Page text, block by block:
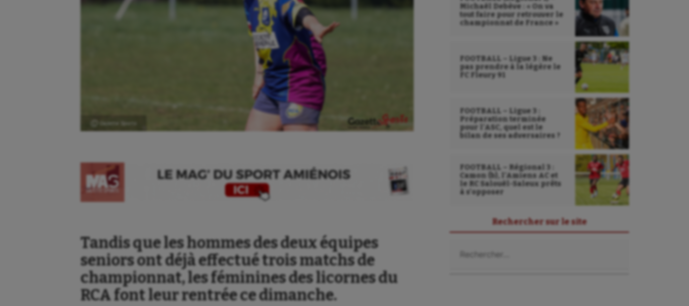
Tandis que les hommes des deux équipes
seniors ont déjà effectué trois matchs de
championnat, les féminines des licornes du
RCA font leur rentrée ce dimanche.
Michaël Debève : « On va
tout faire pour retrouver le
championnat de France »
FOOTBALL – Ligue 3 : Ne
pas prendre à la légère le
FC Fleury 91
FOOTBALL – Ligue 3 :
Préparation terminée
pour l’ASC, quel est le
bilan de ses adversaires ?
FOOTBALL – Régional 3 :
Camon (b), l’Amiens AC et
le RC Salouël-Saleux prêts
à s’opposer
Rechercher sur le site